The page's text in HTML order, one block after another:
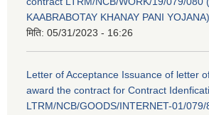
KAABRABOTAY KHANAY PANI YOJANA)
मिति: 05/31/2023 - 16:26
Letter of Acceptance Issuance of letter
award the contract for Contract
LTRM/NCB/GOODS/INTERNET-01/079/